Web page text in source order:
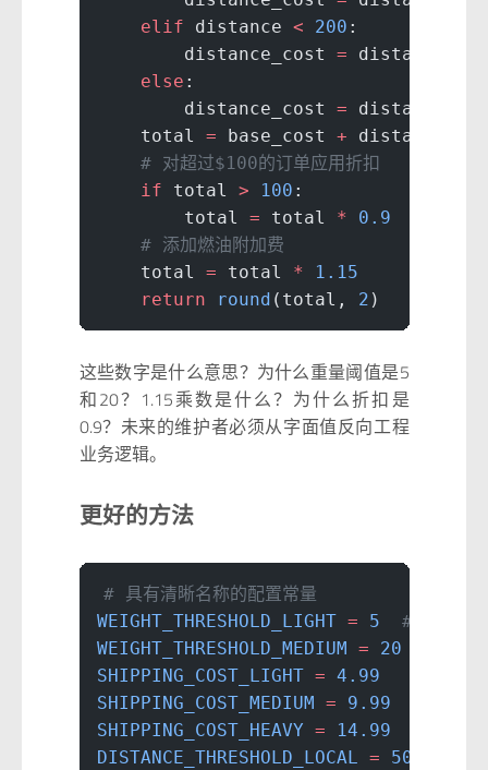
    elif
distance < 200 :
        distance_cost
= distance
    else
:
        distance_cost
= distance
    total
= base_cost +
    # 对超过$100的订单应用折扣
    if
total > 100 :
        total
= total * 0.9
    # 添加燃油附加费
    total
= total * 1.15
    return
round (total, 2 )
这些数字是什么意思？为什么重量阈值是5
和20？1.15乘数是什么？为什么折扣是
0.9？未来的维护者必须从字面值反向工程
业务逻辑。
更好的方法
# 具有清晰名称的配置常量
WEIGHT_THRESHOLD_LIGHT = 5
  # 磅
WEIGHT_THRESHOLD_MEDIUM = 20
SHIPPING_COST_LIGHT = 4.99
SHIPPING_COST_MEDIUM = 9.99
SHIPPING_COST_HEAVY = 14.99
DISTANCE_THRESHOLD_LOCAL = 50